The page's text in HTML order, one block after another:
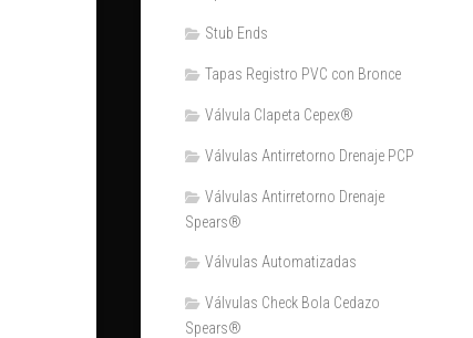
Stub Ends
Tapas Registro PVC con Bronce
Válvula Clapeta Cepex®
Válvulas Antirretorno Drenaje PCP
Válvulas Antirretorno Drenaje
Spears®
Válvulas Automatizadas
Válvulas Check Bola Cedazo
Spears®